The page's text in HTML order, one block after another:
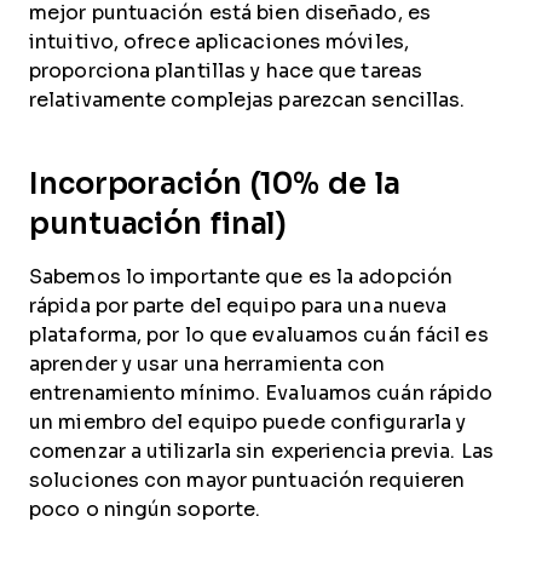
mejor puntuación está bien diseñado, es
intuitivo, ofrece aplicaciones móviles,
proporciona plantillas y hace que tareas
relativamente complejas parezcan sencillas.
Incorporación (10% de la
puntuación final)
Sabemos lo importante que es la adopción
rápida por parte del equipo para una nueva
plataforma, por lo que evaluamos cuán fácil es
aprender y usar una herramienta con
entrenamiento mínimo. Evaluamos cuán rápido
un miembro del equipo puede configurarla y
comenzar a utilizarla sin experiencia previa. Las
soluciones con mayor puntuación requieren
poco o ningún soporte.